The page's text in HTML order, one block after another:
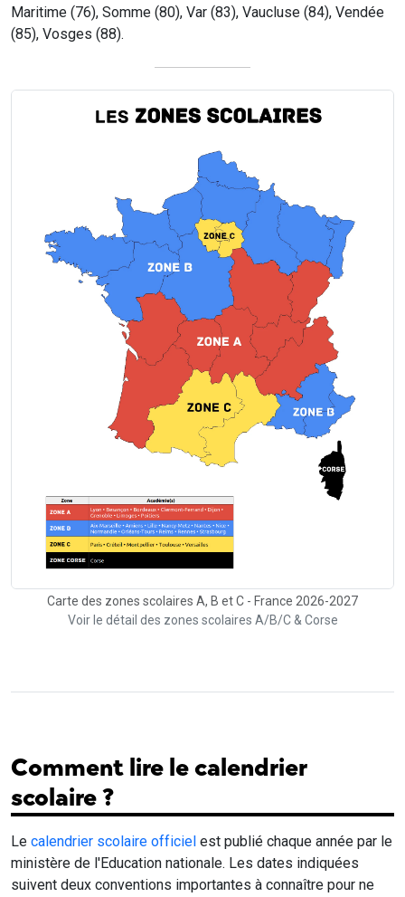
Maritime (76), Somme (80), Var (83), Vaucluse (84), Vendée
(85), Vosges (88).
Carte des zones scolaires A, B et C - France 2026-2027
Voir le détail des zones scolaires A/B/C & Corse
Comment lire le calendrier
scolaire ?
Le calendrier scolaire officiel est publié chaque année par le
ministère de l'Education nationale. Les dates indiquées
suivent deux conventions importantes à connaître pour ne